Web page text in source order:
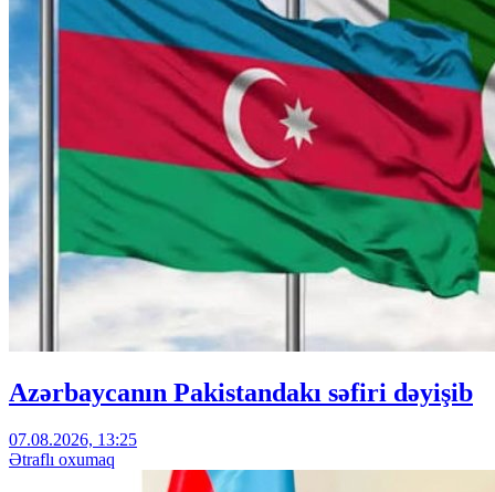
Azərbaycanın Pakistandakı səfiri dəyişib
07.08.2026, 13:25
Ətraflı oxumaq